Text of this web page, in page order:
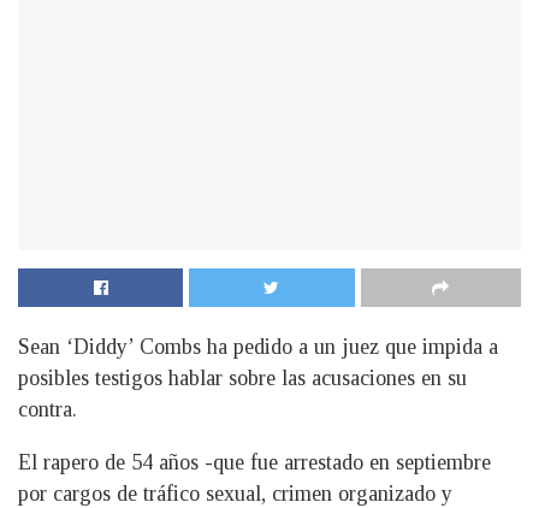
Sean ‘Diddy’ Combs ha pedido a un juez que impida a
posibles testigos hablar sobre las acusaciones en su
contra.
El rapero de 54 años -que fue arrestado en septiembre
por cargos de tráfico sexual, crimen organizado y